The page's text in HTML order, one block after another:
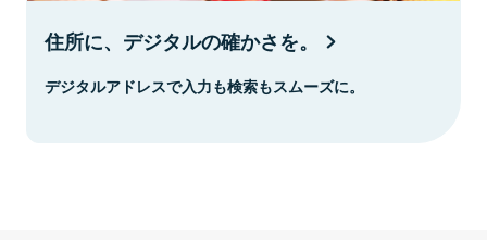
住所に、デジタルの確かさを。
デジタルアドレスで入力も検索もスムーズに。